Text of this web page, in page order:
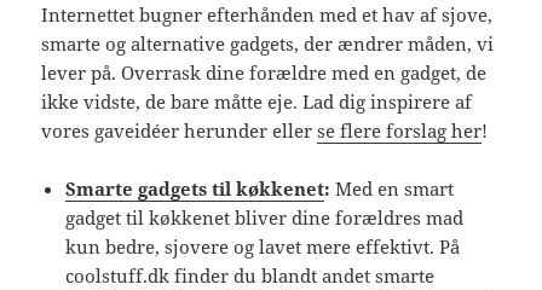
Internettet bugner efterhånden med et hav af sjove,
smarte og alternative gadgets, der ændrer måden, vi
lever på. Overrask dine forældre med en gadget, de
ikke vidste, de bare måtte eje. Lad dig inspirere af
vores gaveidéer herunder ellerse flere forslag her!
Smarte gadgets til køkkenet: Med en smart
gadget til køkkenet bliver dine forældres mad
kun bedre, sjovere og lavet mere effektivt. På
coolstuff.dk finder du blandt andet smarte